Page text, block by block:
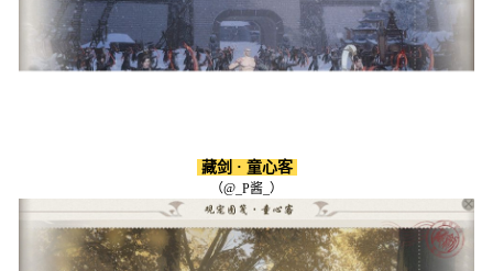
藏剑 · 童心客
（@_P酱_）